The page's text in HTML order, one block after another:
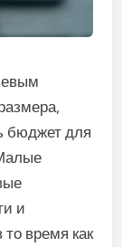
бюджет для
и
время как